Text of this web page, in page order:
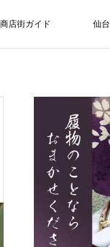
商店街ガイド 仙
8/20日（木）
仙台初売り情報
OSHMAN’S 仙
カフェ＆バー ユ
白牡丹
セブンイレブン
せんだい皮膚科
カラオケマック
BELLAⅡビル
FEATURE
10
【屋上から地上
り”が帰ってき
ライフスタイル